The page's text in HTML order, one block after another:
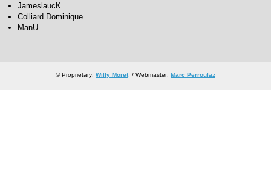
JameslaucK
Colliard Dominique
ManU
© Proprietary: Willy Moret/ Webmaster: Marc Perroulaz